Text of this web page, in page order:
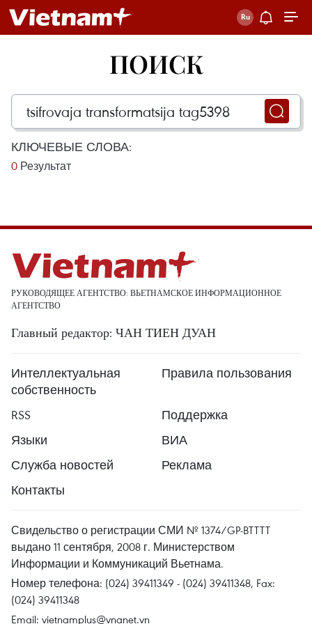
ПОИСК
КЛЮЧЕВЫЕ СЛОВА:
0 Результат
РУКОВОДЯЩЕЕ АГЕНТСТВО: ВЬЕТНАМСКОЕ ИНФОРМАЦИОННОЕ
АГЕНТСТВО
Главный редактор: ЧАН ТИЕН ДУАН
Интеллектуальная
собственность
Правила пользования
RSS
Поддержка
Языки
ВИА
Служба новостей
Реклама
Контакты
Свидельство о регистрации СМИ № 1374/GP-BTTTT
выдано 11 сентября, 2008 г. Министерством
Информации и Коммуникаций Вьетнама.
Номер телефона: (024) 39411349 - (024) 39411348, Fax:
(024) 39411348
Email: vietnamplus@vnanet.vn